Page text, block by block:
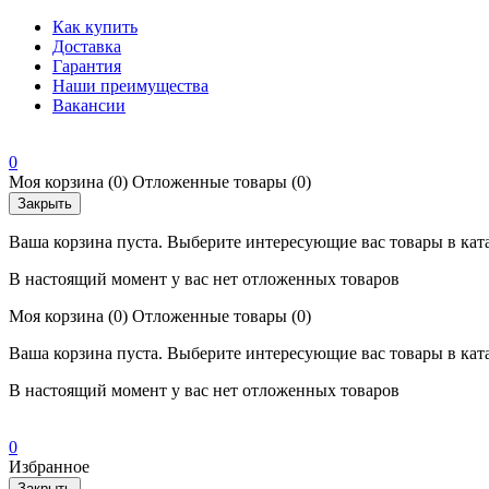
Как купить
Доставка
Гарантия
Наши преимущества
Вакансии
0
Моя корзина (0) Отложенные товары (0)
Закрыть
Ваша корзина пуста. Выберите интересующие вас товары в
В настоящий момент у вас нет отложенных товаров
Моя корзина (0) Отложенные товары (0)
Ваша корзина пуста. Выберите интересующие вас товары в
В настоящий момент у вас нет отложенных товаров
0
Избранное